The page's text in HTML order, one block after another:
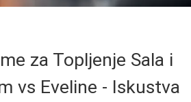
za Topljenje Sala i
vs Eveline - Iskustva